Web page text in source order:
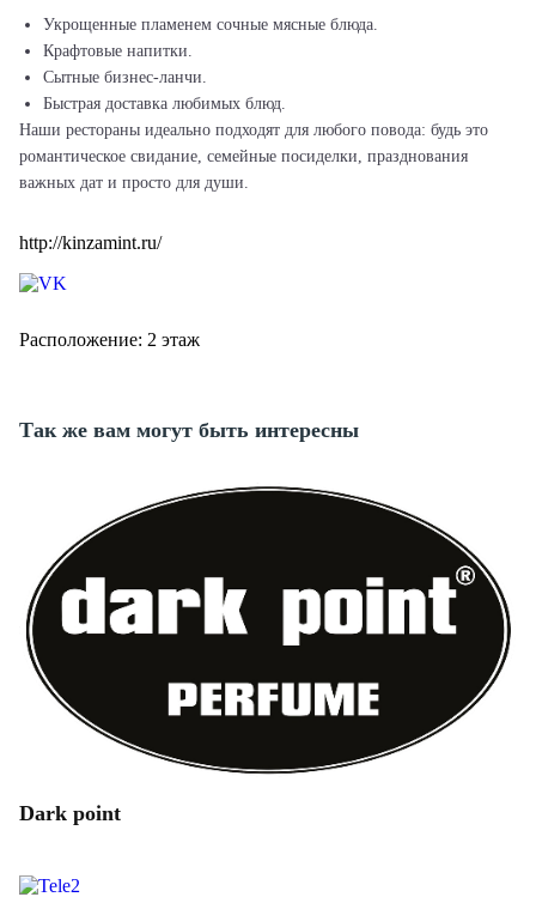
Укрощенные пламенем сочные мясные блюда.
Крафтовые напитки.
Сытные бизнес-ланчи.
Быстрая доставка любимых блюд.
Наши рестораны идеально подходят для любого повода: будь это
романтическое свидание, семейные посиделки, празднования
важных дат и просто для души.
http://kinzamint.ru/
Расположение: 2 этаж
Так же вам могут быть интересны
Dark point